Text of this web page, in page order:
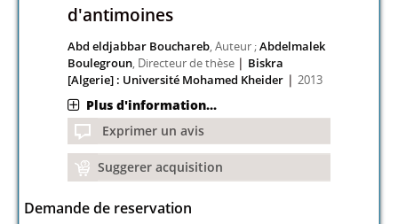
d'antimoines
Abd eldjabbar Bouchareb, Auteur ;Abdelmalek
Boulegroun, Directeur de thèse | Biskra
[Algerie] : Université Mohamed Kheider |2013
Plus d'information...
Exprimer un avis
Suggerer acquisition
Demande de reservation